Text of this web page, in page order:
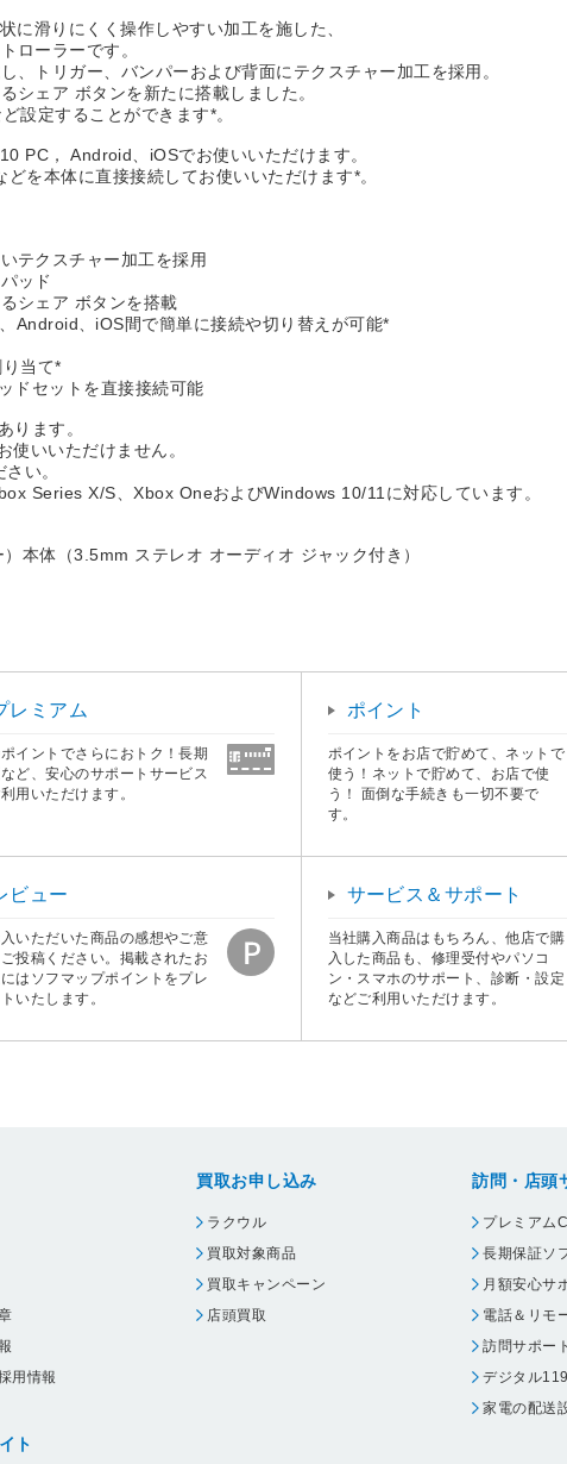
に滑りにくく操作しやすい加工を施した、
ローラーです。
、トリガー、バンパーおよび背面にテクスチャー加工を採用。
シェア ボタンを新たに搭載しました。
設定することができます*。
PC， Android、iOSでお使いいただけます。
を本体に直接接続してお使いいただけます*。
テクスチャー加工を採用
ッド
シェア ボタンを搭載
Android、iOS間で簡単に接続や切り替えが可能*
当て*
ドセットを直接接続可能
ります。
いいただけません。
い。
Series X/S、Xbox OneおよびWindows 10/11に対応しています。
本体（3.5mm ステレオ オーディオ ジャック付き）
レミアム
イントでさらにおトク！長期
ど、安心のサポートサービス
用いただけます。
ポイント
ポイントをお店で貯めて、ネットで
使う！ネットで貯めて、お店で使
う！ 面倒な手続きも一切不要で
す。
ビュー
いただいた商品の感想やご意
ご投稿ください。掲載されたお
はソフマップポイントをプレ
いたします。
サービス＆サポート
当社購入商品はもちろん、他店で購
入した商品も、修理受付やパソコ
ン・スマホのサポート、診断・設定
などご利用いただけます。
用情報
ト
買取お申し込み
ラクウル
買取対象商品
買取キャンペーン
店頭買取
訪問・店頭
プレミアム
長期保証ソ
月額安心サ
電話＆リモ
訪問サポート
デジタル119
家電の配送